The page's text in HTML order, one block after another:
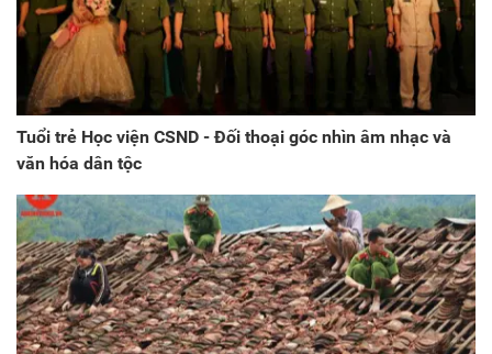
Tuổi trẻ Học viện CSND - Đối thoại góc nhìn âm nhạc và
văn hóa dân tộc